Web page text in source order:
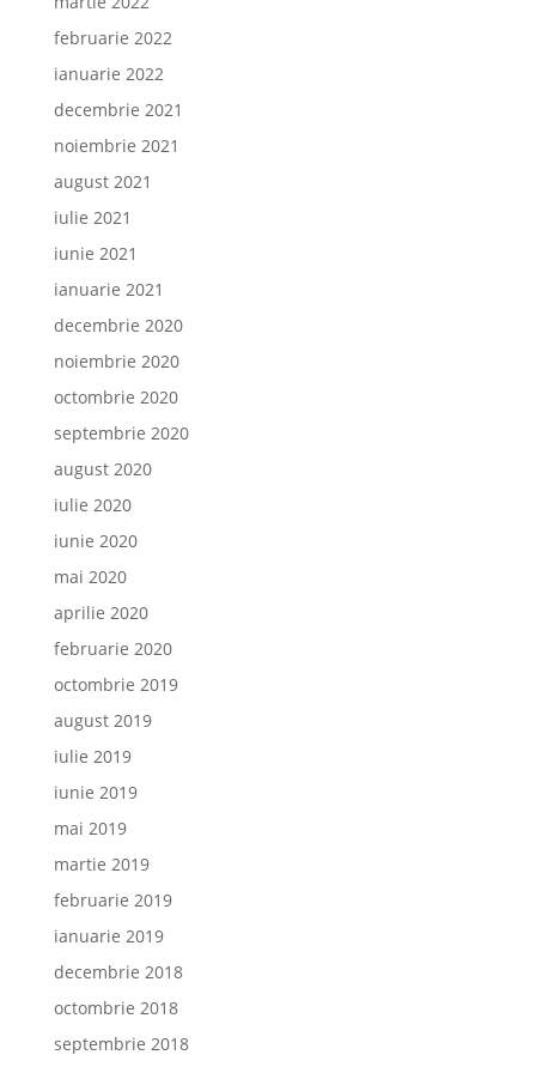
februarie 2022
ianuarie 2022
decembrie 2021
noiembrie 2021
august 2021
iulie 2021
iunie 2021
ianuarie 2021
decembrie 2020
noiembrie 2020
octombrie 2020
septembrie 2020
august 2020
iulie 2020
iunie 2020
mai 2020
aprilie 2020
februarie 2020
octombrie 2019
august 2019
iulie 2019
iunie 2019
mai 2019
martie 2019
februarie 2019
ianuarie 2019
decembrie 2018
octombrie 2018
septembrie 2018